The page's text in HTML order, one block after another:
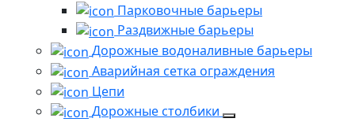
Парковочные барьеры
Раздвижные барьеры
Дорожные водоналивные барьеры
Аварийная сетка ограждения
Цепи
Дорожные столбики